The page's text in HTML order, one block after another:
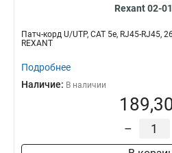
Rexant 02-
Патч-корд U/UTP, CAT 5e, RJ45-RJ45,
REXANT
Подробнее
Наличие: В наличии
–